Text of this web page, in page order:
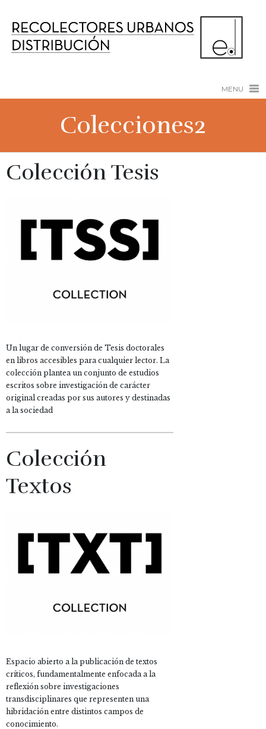
MENU
Colecciones2
Colección Tesis
Un lugar de conversión de Tesis doctorales
en libros accesibles para cualquier lector. La
colección plantea un conjunto de estudios
escritos sobre investigación de carácter
original creadas por sus autores y destinadas
a la sociedad
Colección
Textos
Espacio abierto a la publicación de textos
críticos, fundamentalmente enfocada a la
reflexión sobre investigaciones
transdisciplinares que representen una
hibridación entre distintos campos de
conocimiento.